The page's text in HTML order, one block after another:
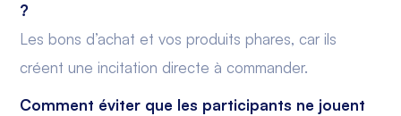
?
Les bons d’achat et vos produits phares, car ils
créent une incitation directe à commander.
Comment éviter que les participants ne jouent